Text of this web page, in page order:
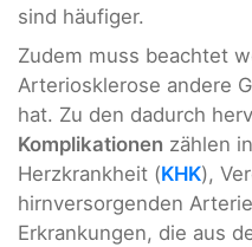
sind häufiger.
Zudem muss beachtet
Arteriosklerose andere
hat. Zu den dadurch
Komplikationen zählen
Herzkrankheit (KHK),
hirnversorgenden
Erkrankungen, die aus